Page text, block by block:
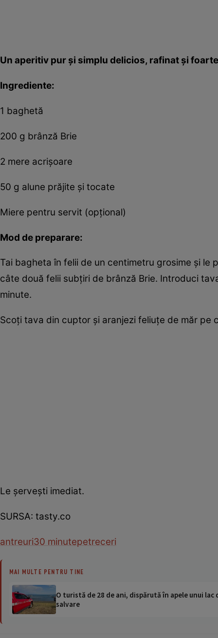
Un aperitiv pur şi simplu delicios, rafinat şi
Ingrediente:
1 baghetă
200 g brânză Brie
2 mere acrişoare
50 g alune prăjite şi tocate
Miere pentru servit (opţional)
Mod de preparare:
Tai bagheta în felii de un centimetru grosime şi
câte două felii subţiri de brânză Brie. Introduci
minute.
Scoţi tava din cuptor şi aranjezi feliuţe de măr pe
Le şerveşti imediat.
SURSA: tasty.co
antreuri30 minutepetreceri
MAI MULTE PENTRU TINE
O turistă de 28 de ani, dispărută în apele unui
salvare